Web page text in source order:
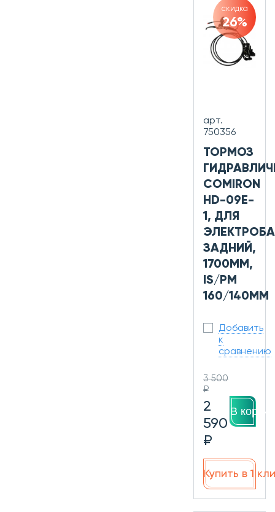
скидка
26%
арт.
750356
ТОРМОЗ
COMIRON
HD-09E-
1, ДЛЯ
ЗАДНИЙ,
1700ММ,
IS/PM
160/140ММ
Добавить
к
сравнению
3 500
₽
2
590
₽
В
Купить в 1